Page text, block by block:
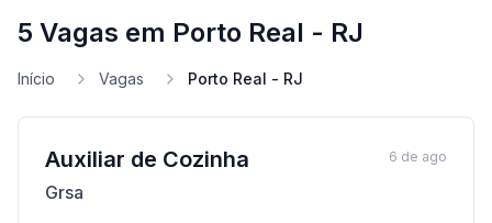
5 Vagas em Porto Real - RJ
Início Vagas Porto Real - RJ
Auxiliar de Cozinha
Grsa
6 de ago